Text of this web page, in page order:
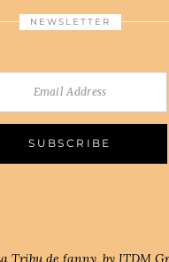
NEWSLETTER
Tribu de fanny, by ITDM